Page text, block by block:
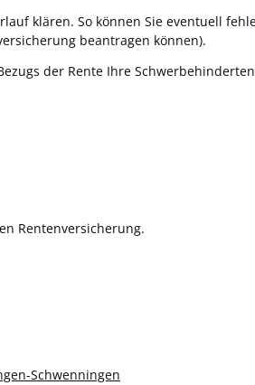
klären. So können Sie eventuell
beantragen können).
der Rente Ihre
Rentenversicherung.
Schwenningen